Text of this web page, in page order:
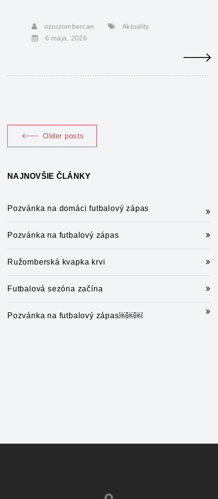
ozruzombercan
Aktuality
6 mája, 2026
Older posts
NAJNOVŠIE ČLÁNKY
Pozvánka na domáci futbalový zápas
Pozvánka na futbalový zápas
Ružomberská kvapka krvi
Futbalová sezóna začína
Pozvánka na futbalový zápas￼￼￼